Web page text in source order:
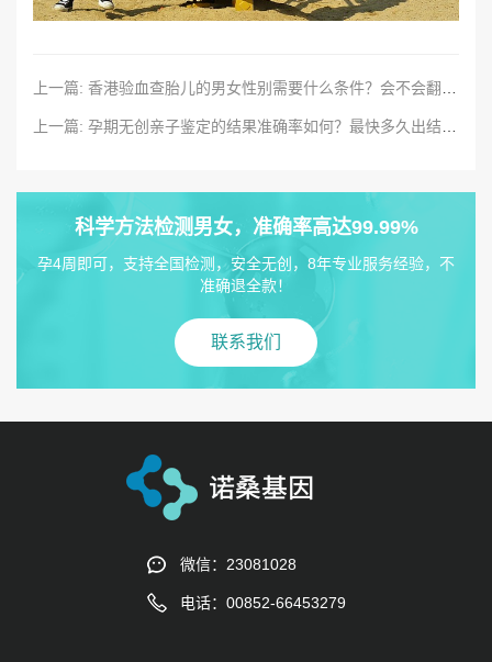
科学方法检测男女，准确率高达99.99%
孕4周即可，支持全国检测，安全无创，8年专业服务经验，不
准确退全款！
联系我们
微信：23081028
电话：00852-66453279